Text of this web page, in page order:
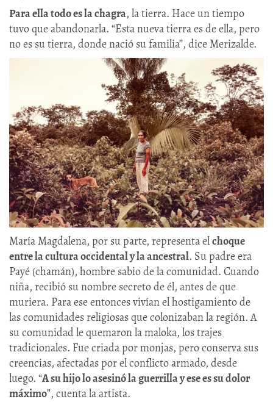
Para ella todo es la chagra, la tierra. Hace un tiempo
tuvo que abandonarla. “Esta nueva tierra es de ella, pero
no es su tierra, donde nació su familia”, dice Merizalde.
María Magdalena, por su parte, representa elchoque
entre la cultura occidental y la ancestral. Su padre era
Payé (chamán), hombre sabio de la comunidad. Cuando
niña, recibió su nombre secreto de él, antes de que
muriera. Para ese entonces vivían el hostigamiento de
las comunidades religiosas que colonizaban la región. A
su comunidad le quemaron la maloka, los trajes
tradicionales. Fue criada por monjas, pero conserva sus
creencias, afectadas por el conflicto armado, desde
luego. “A su hijo lo asesinó la guerrilla y ese es su dolor
máximo”, cuenta la artista.